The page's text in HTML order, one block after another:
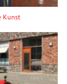
Kunst